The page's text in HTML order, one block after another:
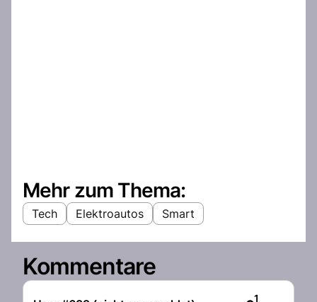
Mehr zum Thema:
Tech Elektroautos Smart
Kommentare
Artikel
1